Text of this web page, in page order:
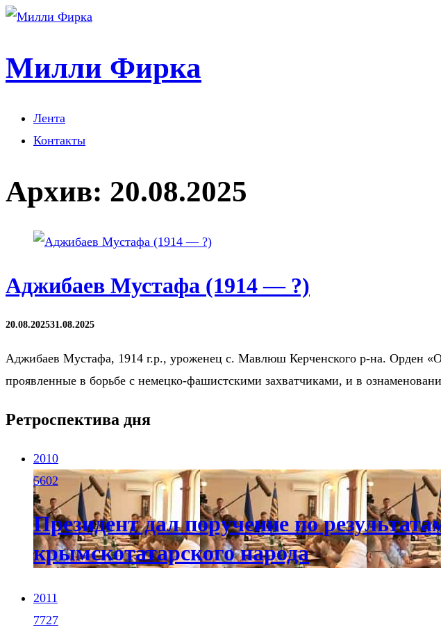
Милли Фирка
Лента
Контакты
Архив: 20.08.2025
Аджибаев Мустафа (1914 — ?)
20.08.202531.08.2025
Аджибаев Мустафа, 1914 г.р., уроженец с. Мавлюш Керченского р-на. Орден
проявленные в борьбе с немецко-фашистскими захватчиками, и в
Ретроспектива дня
2010
5602
Президент дал поручение по
крымскотатарского народа
2011
7727